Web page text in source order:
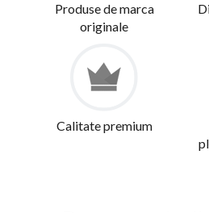
Produse de marca
originale
Calitate premium